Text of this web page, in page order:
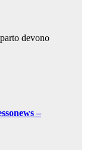
devono
–